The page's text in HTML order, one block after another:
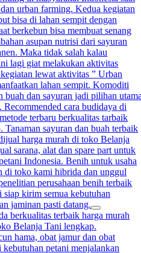
urban farming. Kedua kegiatan
bisa di lahan sempit dengan
berkebun bisa membuat senang
asupan nutrisi dari sayuran
Maka tidak salah kalau
lagi giat melakukan aktivitas
lewat aktivitas ” Urban
lahan sempit. Komoditi
buah dan sayuran jadi pilihan
Recommended cara budidaya di
terbaru berkualitas tarbaik
Tanaman sayuran dan buah terbaik
harga murah di toko Belanja
sarana, alat dan spare part untuk
Indonesia. Benih untuk usaha
di toko kami hibrida dan unggul
perusahaan benih terbaik
siap kirim semua kebutuhan
jaminan pasti datang.
berkualitas terbaik harga murah
Belanja Tani lengkap.
hama, obat jamur dan obat
petani menjalankan